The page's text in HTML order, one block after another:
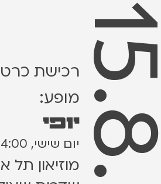
רכישת
מופע:
יופי
יום שישי, 14:00
מוזיאון תל